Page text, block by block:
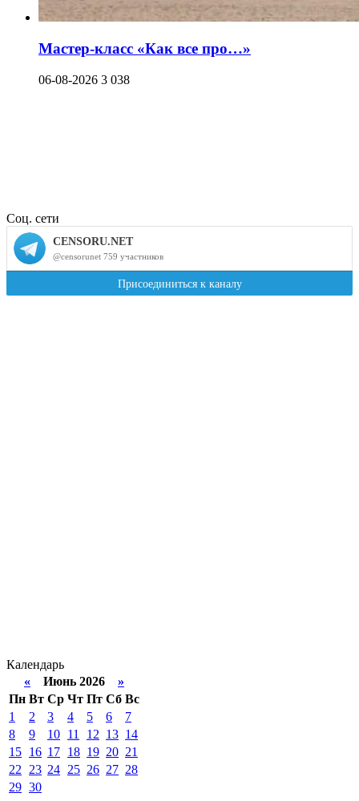
Мастер-класс «Как все про…»
06-08-2026 3 038
Соц. сети
Календарь
« Июнь 2026 »
Пн Вт Ср Чт Пт Сб Вс
1
2 3 4 5 6
7
8
9 10 11 12 13 14
15 16 17 18 19 20 21
22
23 24 25 26 27 28
29 30